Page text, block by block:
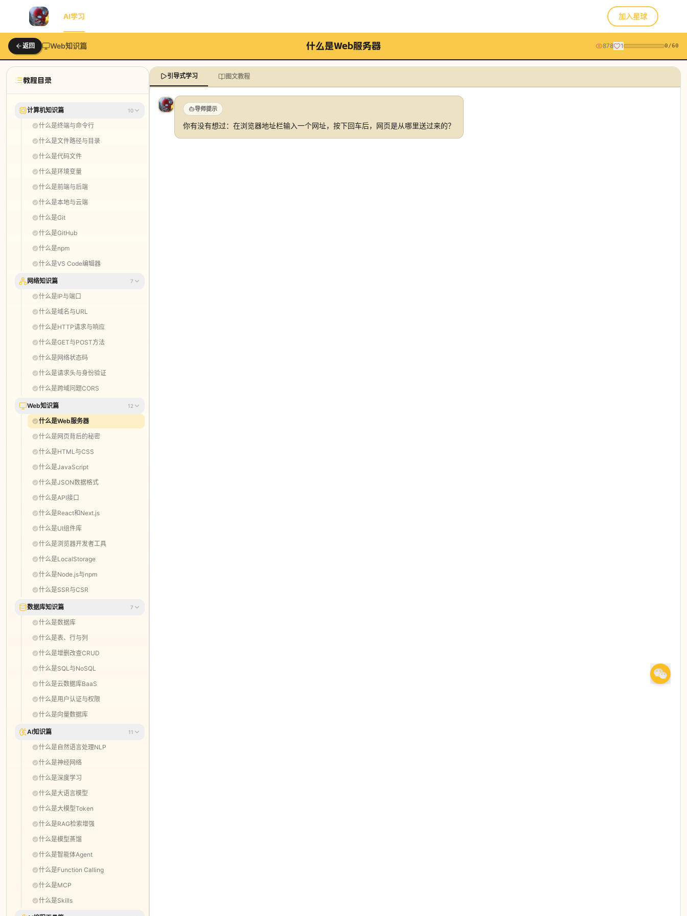
AI学习 加入星球
返回 Web知识篇 什么是Web服务器 878 1 0/60
教程目录
计算机知识篇 10
什么是终端与命令行
什么是文件路径与目录
什么是代码文件
什么是环境变量
什么是前端与后端
什么是本地与云端
什么是Git
什么是GitHub
什么是npm
什么是VS Code编辑器
网络知识篇 7
什么是IP与端口
什么是域名与URL
什么是HTTP请求与响应
什么是GET与POST方法
什么是网络状态码
什么是请求头与身份验证
什么是跨域问题CORS
Web知识篇 12
什么是Web服务器
什么是网页背后的秘密
什么是HTML与CSS
什么是JavaScript
什么是JSON数据格式
什么是API接口
什么是React和Next.js
什么是UI组件库
什么是浏览器开发者工具
什么是LocalStorage
什么是Node.js与npm
什么是SSR与CSR
数据库知识篇 7
什么是数据库
什么是表、行与列
什么是增删改查CRUD
什么是SQL与NoSQL
什么是云数据库BaaS
什么是用户认证与权限
什么是向量数据库
AI知识篇 11
什么是自然语言处理NLP
什么是神经网络
什么是深度学习
什么是大语言模型
什么是大模型Token
什么是RAG检索增强
什么是模型蒸馏
什么是智能体Agent
什么是Function Calling
什么是MCP
什么是Skills
引导式学习 图文教程
导师提示
你有没有想过：在浏览器地址栏输入一个网址，按下回车后，网页是从哪里送过来的？